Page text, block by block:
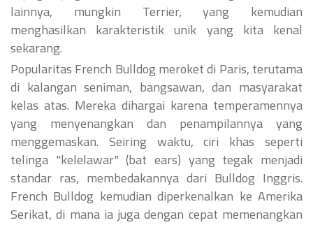
lainnya, mungkin Terrier, yang kemudian
menghasilkan karakteristik unik yang kita kenal
sekarang.
Popularitas French Bulldog meroket di Paris, terutama
di kalangan seniman, bangsawan, dan masyarakat
kelas atas. Mereka dihargai karena temperamennya
yang menyenangkan dan penampilannya yang
menggemaskan. Seiring waktu, ciri khas seperti
telinga "kelelawar" (bat ears) yang tegak menjadi
standar ras, membedakannya dari Bulldog Inggris.
French Bulldog kemudian diperkenalkan ke Amerika
Serikat, di mana ia juga dengan cepat memenangkan